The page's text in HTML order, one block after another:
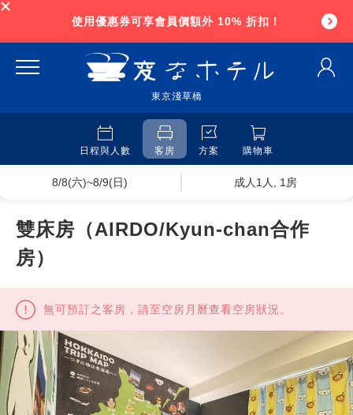
使用優惠券可享會員價額外 10% 折扣！
東京淺草橋
日程與人數 客房 方案 購物車
8/8(六)~8/9(日) 成人1人, 1房
雙床房（AIRDO/Kyun-chan合作
房）
無可預訂之客房，請至空房月曆查看空房狀況。